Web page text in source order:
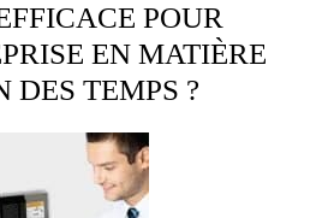
POUR
EN MATIÈRE
DES TEMPS ?